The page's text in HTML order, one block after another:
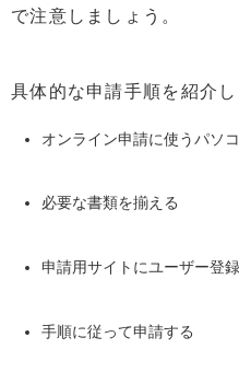
で注意しましょう。
具体的な申請手順を紹介し
オンライン申請に使うパソ
必要な書類を揃える
申請用サイトにユーザー登
手順に従って申請する